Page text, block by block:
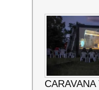
CARAVANA